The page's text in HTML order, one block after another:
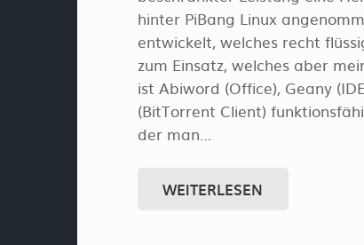
hinter PiBang Linux
entwickelt, welches recht
zum Einsatz, welches aber
ist Abiword (Office), Geany
(BitTorrent Client)
der man…
WEITERLESEN